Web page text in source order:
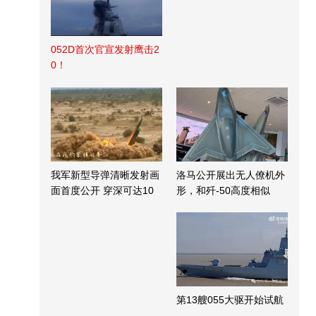
052D首次官宣发射鹰击2
0！
我军新型导弹清晰发射画
面首度公开 穿深可达10
洛马公开展出无人僚机外
形，和歼-50高度相似
第13艘055大驱开始试航